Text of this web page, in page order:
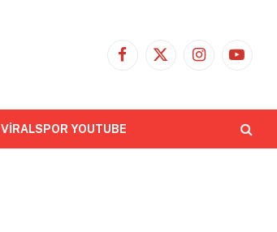
Facebook
X
Instagram
VİRALSPOR YOUTUBE